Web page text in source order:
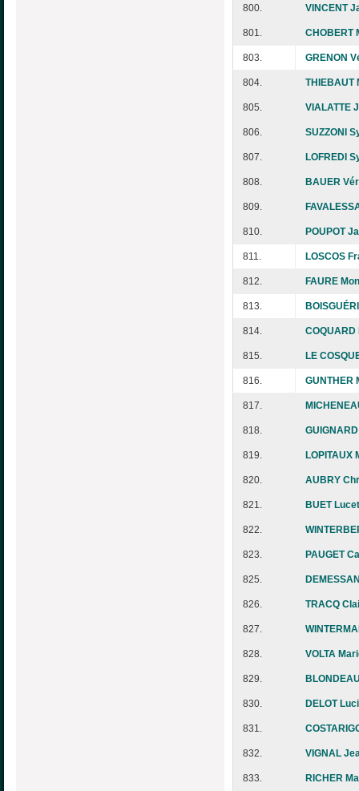
800. VINCENT
801. CHOBERT
803. GRENON
804. THIEBAUT
805. VIALATTE
806. SUZZONI
807. LOFREDI
808. BAUER
809.
810. POUPOT
811. LOSCOS
812. FAURE
813.
814. COQUARD
815. LE
816. GUNTHER
817.
818.
819. LOPITAUX
820. AUBRY
821. BUET
822.
823. PAUGET
825.
826. TRACQ
827.
828. VOLTA
829.
830. DELOT
831.
832. VIGNAL
833. RICHER